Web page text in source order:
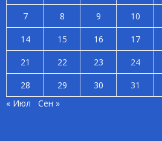
7
8 9 10
14
15 16 17
21
22 23 24
28
29 30
31
« Июл
Сен »